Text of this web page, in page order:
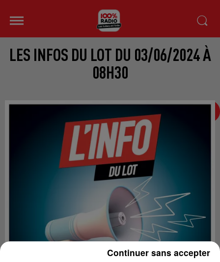
LES INFOS DU LOT DU 03/06/2024 À
08H30
Continuer sans accepter